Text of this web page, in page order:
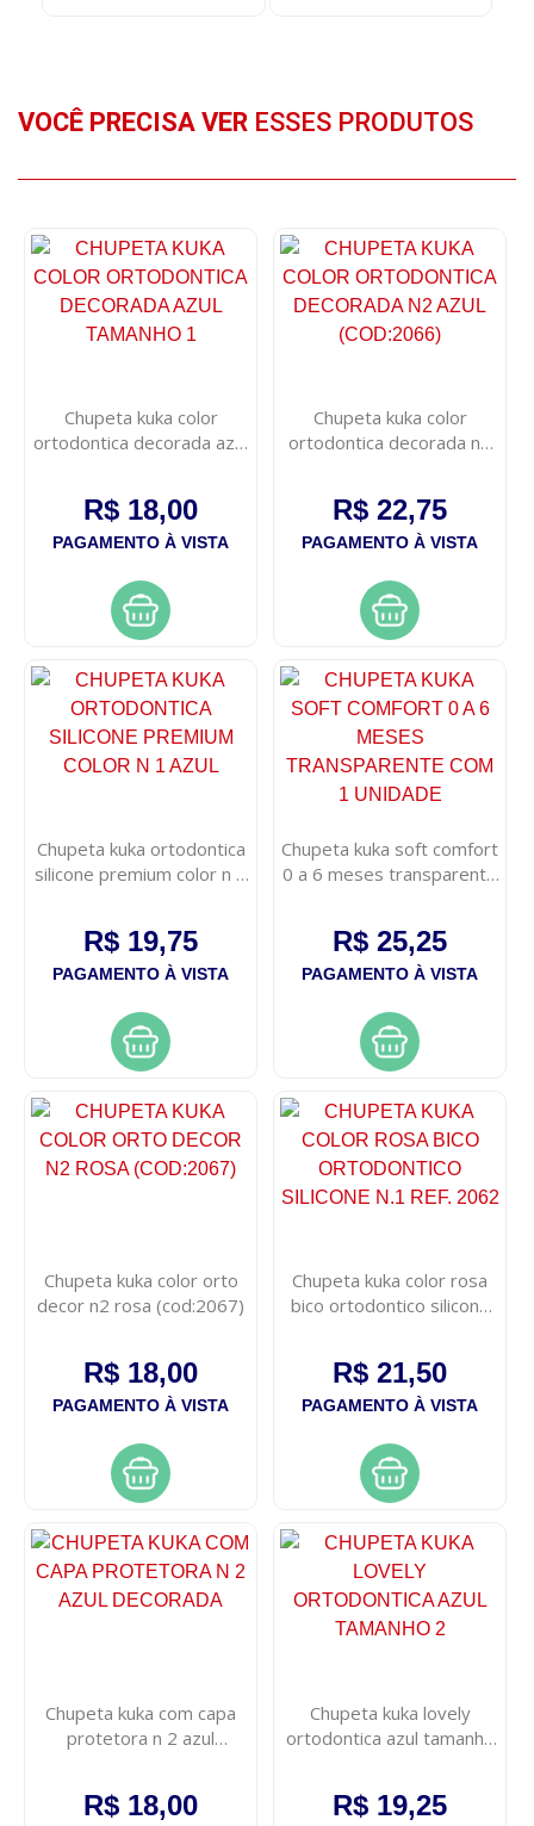
VOCÊ PRECISA VER ESSES PRODUTOS
Chupeta kuka color
ortodontica decorada azul
R$ 18,00
PAGAMENTO À VISTA
Chupeta kuka color
ortodontica decorada n2
R$ 22,75
PAGAMENTO À VISTA
Chupeta kuka ortodontica
silicone premium color n 1
R$ 19,75
PAGAMENTO À VISTA
Chupeta kuka soft comfort
0 a 6 meses transparente
R$ 25,25
PAGAMENTO À VISTA
Chupeta kuka color orto
decor n2 rosa (cod:2067)
R$ 18,00
PAGAMENTO À VISTA
Chupeta kuka color rosa
bico ortodontico silicone
R$ 21,50
PAGAMENTO À VISTA
Chupeta kuka com capa
protetora n 2 azul
R$ 18,00
Chupeta kuka lovely
ortodontica azul tamanho
R$ 19,25